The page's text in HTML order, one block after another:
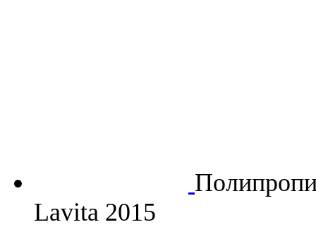
Lavita 2015